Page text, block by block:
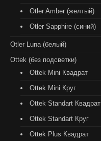
Otler Amber (желтый)
Otler Sapphire (синий)
Otler Luna (белый)
Ottek (без подсветки)
Ottek Mini Квадрат
Ottek Mini Круг
Ottek Standart Квадрат
Ottek Standart Круг
Ottek Plus Квадрат